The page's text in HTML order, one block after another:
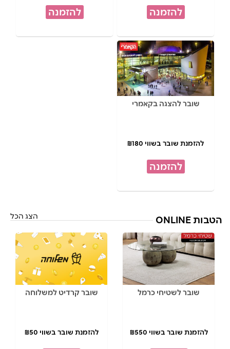
להזמנה להזמנה
שובר להצגה בקאמרי
להזמנת שובר בשווי ₪180
להזמנה
הטבות ONLINE הצג הכל
שובר לשטיחי כרמל
להזמנת שובר בשווי ₪550
שובר קרדיט למשלוחה
להזמנת שובר בשווי ₪50